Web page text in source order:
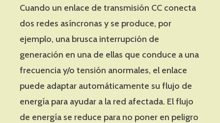
Cuando un enlace de transmisión CC conecta
dos redes asíncronas y se produce, por
ejemplo, una brusca interrupción de
generación en una de ellas que conduce a una
frecuencia y/o tensión anormales, el enlace
puede adaptar automáticamente su flujo de
energía para ayudar a la red afectada. El flujo
de energía se reduce para no poner en peligro